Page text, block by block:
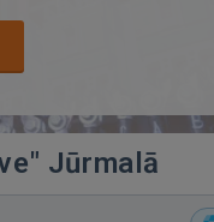
Jūrmalā